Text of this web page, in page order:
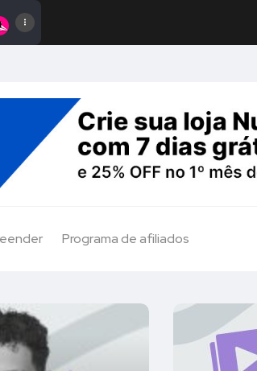
Programa de afiliados